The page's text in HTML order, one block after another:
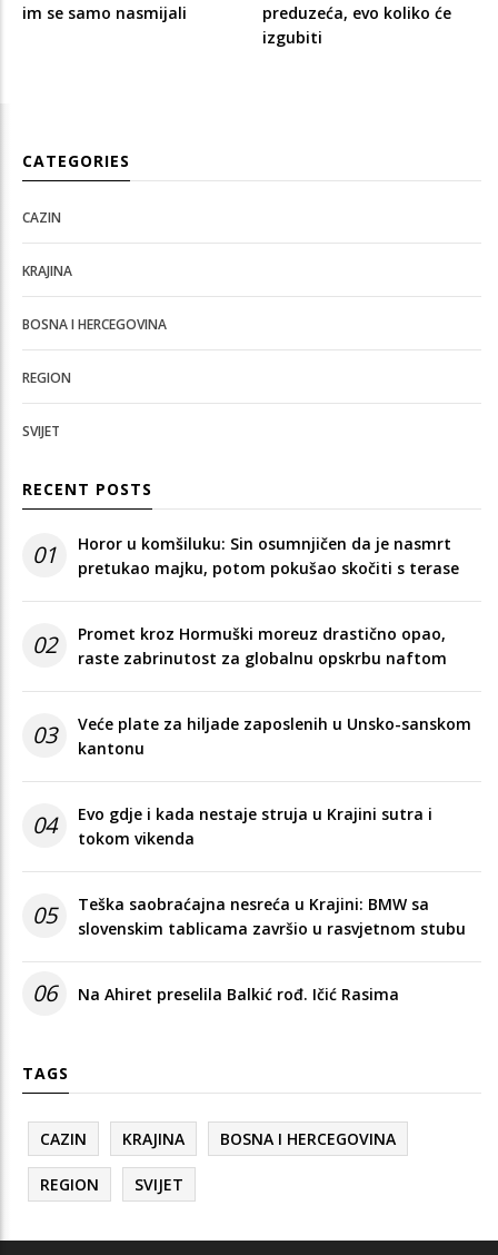
im se samo nasmijali
preduzeća, evo koliko će
izgubiti
CATEGORIES
CAZIN
KRAJINA
BOSNA I HERCEGOVINA
REGION
SVIJET
RECENT POSTS
01
Horor u komšiluku: Sin osumnjičen da je nasmrt
pretukao majku, potom pokušao skočiti s terase
02
Promet kroz Hormuški moreuz drastično opao,
raste zabrinutost za globalnu opskrbu naftom
03
Veće plate za hiljade zaposlenih u Unsko-sanskom
kantonu
04
Evo gdje i kada nestaje struja u Krajini sutra i
tokom vikenda
05
Teška saobraćajna nesreća u Krajini: BMW sa
slovenskim tablicama završio u rasvjetnom stubu
06 Na Ahiret preselila Balkić rođ. Ičić Rasima
TAGS
CAZIN KRAJINA BOSNA I HERCEGOVINA
REGION SVIJET